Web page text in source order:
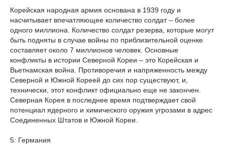
Корейская народная армия основана в 1939 году и
насчитывает впечатляющее количество солдат – более
одного миллиона. Количество солдат резерва, которые могут
быть подняты в случае войны по приблизительной оценке
составляет около 7 миллионов человек. Основные
конфликты в истории Северной Кореи – это Корейская и
Вьетнамская война. Противоречия и напряженность между
Северной и Южной Кореей до сих пор существуют, и,
технически, этот конфликт официально еще не закончен.
Северная Корея в последнее время подтверждает свой
потенциал ядерного и химического оружия угрозами в адрес
Соединенных Штатов и Южной Кореи.
5: Германия